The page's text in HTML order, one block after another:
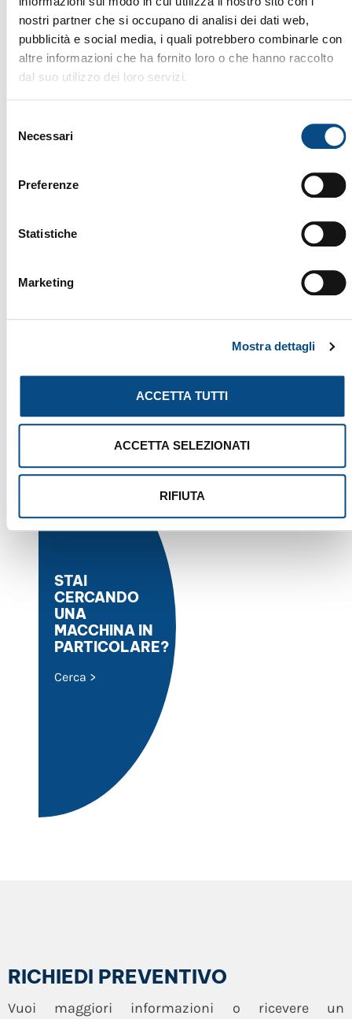
nostri partner che si occupano di analisi dei dati web,
pubblicità e social media, i quali potrebbero combinarle con
altre informazioni che ha fornito loro o che hanno raccolto
dal suo utilizzo dei loro servizi.
delNecessari
Preferenze
Statistiche
Marketing
Mostra dettagli
ACCETTA TUTTI
ACCETTA SELEZIONATI
RIFIUTA
VAGLI
SM 518 PROFI
separazione e classificazione dei materiali. Grazie al
questa macchina assicura elevate prestazioni nei
settori del riciclaggio, del compostaggio e della
SM 518 è ideale […]
STAI
CERCANDO
UNA
MACCHINA IN
PARTICOLARE?
Cerca >
RICHIEDI PREVENTIVO
Vuoi maggiori informazioni o ricevere un